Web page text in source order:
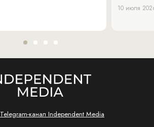
10 июля
Telegram-канал Independent Media